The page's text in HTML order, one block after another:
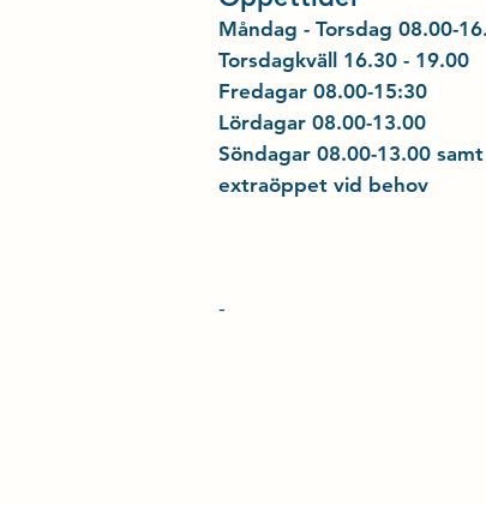
Måndag - Torsdag 08.00-
Torsdagkväll 16.30 - 19.00
Fredagar 08.00-15:30
Lördagar 08.00-13.00
Söndagar 08.00-13.00 samt
extraöppet vid behov
-